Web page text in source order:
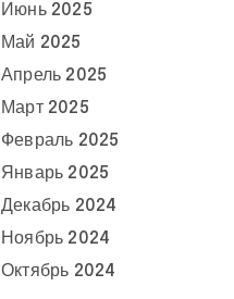
Июнь 2025
Май 2025
Апрель 2025
Март 2025
Февраль 2025
Январь 2025
Декабрь 2024
Ноябрь 2024
Октябрь 2024